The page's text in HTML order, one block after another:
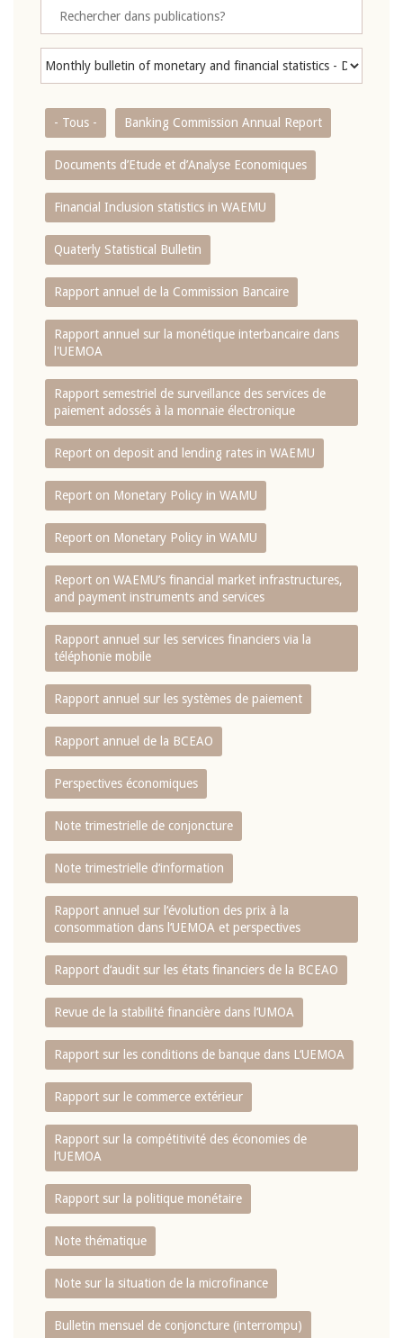
- Tous - Banking Commission Annual Report
Documents d’Etude et d’Analyse Economiques
Financial Inclusion statistics in WAEMU
Quaterly Statistical Bulletin
Rapport annuel de la Commission Bancaire
Rapport annuel sur la monétique interbancaire dans
l'UEMOA
Rapport semestriel de surveillance des services de
paiement adossés à la monnaie électronique
Report on deposit and lending rates in WAEMU
Report on Monetary Policy in WAMU
Report on Monetary Policy in WAMU
Report on WAEMU’s financial market infrastructures,
and payment instruments and services
Rapport annuel sur les services financiers via la
téléphonie mobile
Rapport annuel sur les systèmes de paiement
Rapport annuel de la BCEAO
Perspectives économiques
Note trimestrielle de conjoncture
Note trimestrielle d‘information
Rapport annuel sur l‘évolution des prix à la
consommation dans l‘UEMOA et perspectives
Rapport d‘audit sur les états financiers de la BCEAO
Revue de la stabilité financière dans l‘UMOA
Rapport sur les conditions de banque dans L‘UEMOA
Rapport sur le commerce extérieur
Rapport sur la compétitivité des économies de
l‘UEMOA
Rapport sur la politique monétaire
Note thématique
Note sur la situation de la microfinance
Bulletin mensuel de conjoncture (interrompu)